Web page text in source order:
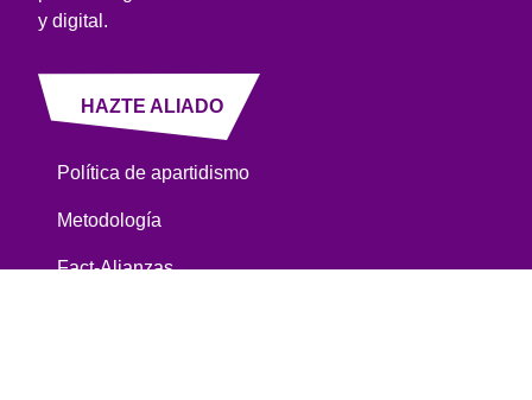
y digital.
HAZTE ALIADO
Política de apartidismo
Metodología
Fact-Alianzas